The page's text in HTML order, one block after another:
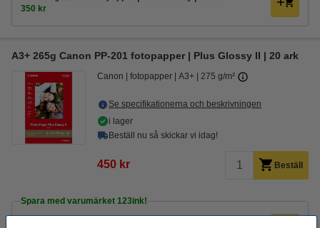
350 kr
A3+ 265g Canon PP-201 fotopapper | Plus Glossy II | 20 ark
Canon fotopapper A3+ 275 g/m²
Se specifikationerna och beskrivningen
i lager
Beställ nu så skickar vi idag!
450 kr Beställ
Spara med varumärket 123ink!